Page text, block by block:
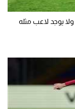
يوجد لاعب مثله